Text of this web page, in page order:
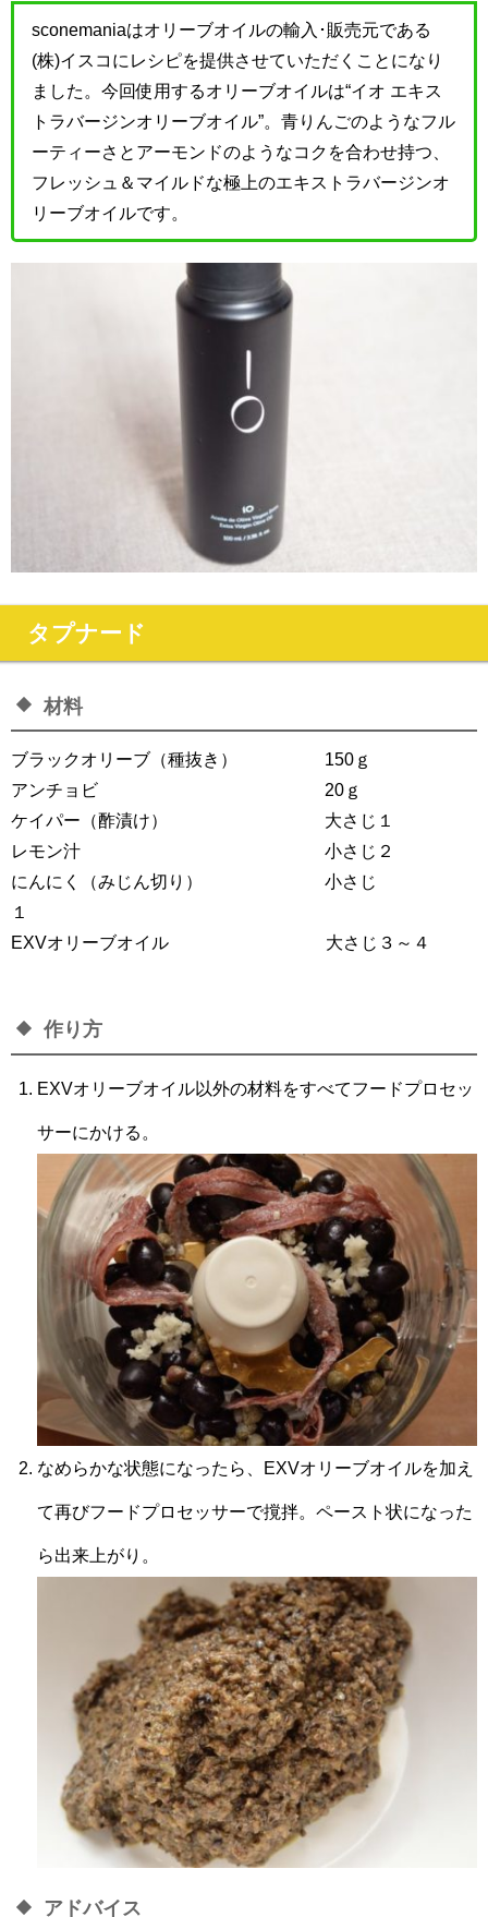
sconemaniaはオリーブオイルの輸入･販売元である
(株)イスコにレシピを提供させていただくことになり
ました。今回使用するオリーブオイルは“イオ エキス
トラバージンオリーブオイル”。青りんごのようなフル
ーティーさとアーモンドのようなコクを合わせ持つ、
フレッシュ＆マイルドな極上のエキストラバージンオ
リーブオイルです。
タプナード
材料
ブラックオリーブ（種抜き） 150ｇ
アンチョビ 20ｇ
ケイパー（酢漬け） 大さじ１
レモン汁 小さじ２
にんにく（みじん切り） 小さじ
１
EXVオリーブオイル 大さじ３～４
作り方
EXVオリーブオイル以外の材料をすべてフードプロセッ
サーにかける。
なめらかな状態になったら、EXVオリーブオイルを加え
て再びフードプロセッサーで撹拌。ペースト状になった
ら出来上がり。
アドバイス